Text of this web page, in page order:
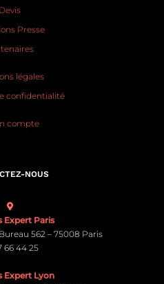
Devis
Presse
légales
confidentialité
compte
NOUS
Expert Paris
562 – 75008 Paris
66 44 25
Expert Lyon